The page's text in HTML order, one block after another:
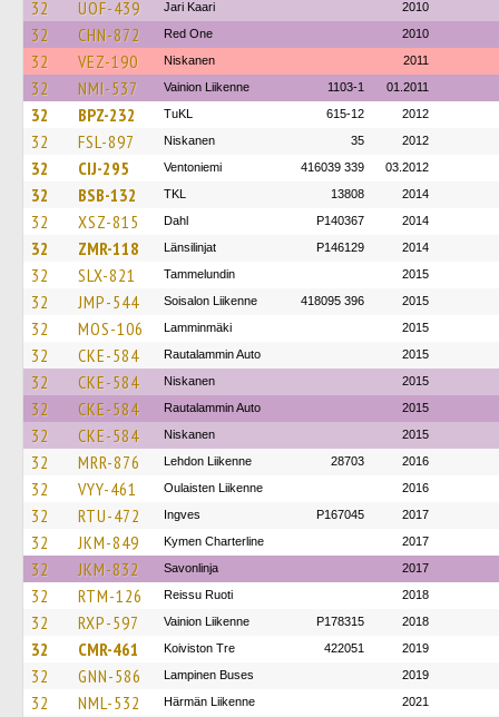
32 UOF-439 Jari Kaari 2010
32 CHN-872 Red One 2010
32 VEZ-190 Niskanen 2011
32 NMI-537 Vainion Liikenne 1103-1 01.2011
32 BPZ-232 TuKL 615-12 2012
32 FSL-897 Niskanen 35 2012
32 CIJ-295 Ventoniemi 416039 339 03.2012
32 BSB-132 TKL 13808 2014
32 XSZ-815 Dahl P140367 2014
32 ZMR-118 Länsilinjat P146129 2014
32 SLX-821 Tammelundin 2015
32 JMP-544 Soisalon Liikenne 418095 396 2015
32 MOS-106 Lamminmäki 2015
32 CKE-584 Rautalammin Auto 2015
32 CKE-584 Niskanen 2015
32 CKE-584 Rautalammin Auto 2015
32 CKE-584 Niskanen 2015
32 MRR-876 Lehdon Liikenne 28703 2016
32 VYY-461 Oulaisten Liikenne 2016
32 RTU-472 Ingves P167045 2017
32 JKM-849 Kymen Charterline 2017
32 JKM-832 Savonlinja 2017
32 RTM-126 Reissu Ruoti 2018
32 RXP-597 Vainion Liikenne P178315 2018
32 CMR-461 Koiviston Tre 422051 2019
32 GNN-586 Lampinen Buses 2019
32 NML-532 Härmän Liikenne 2021